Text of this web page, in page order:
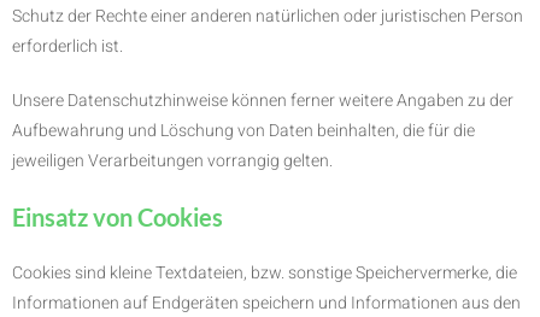
Schutz der Rechte einer anderen natürlichen oder juristischen Person
erforderlich ist.
Unsere Datenschutzhinweise können ferner weitere Angaben zu der
Aufbewahrung und Löschung von Daten beinhalten, die für die
jeweiligen Verarbeitungen vorrangig gelten.
Einsatz von Cookies
Cookies sind kleine Textdateien, bzw. sonstige Speichervermerke, die
Informationen auf Endgeräten speichern und Informationen aus den